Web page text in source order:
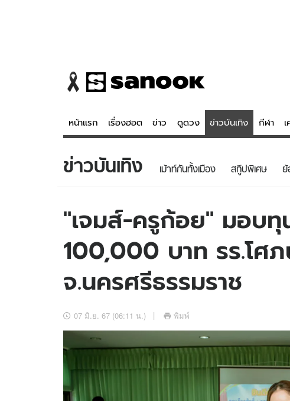
หน้าแรก เรื่องฮอต ข่าว ดูดวง ข่าวบันเทิง กีฬา
ข่าว
ข่าวบันเทิง
ข่าวกีฬา
ข่าวเศรษฐกิจ
อัปเดตจีน
ดูดวง - ตรวจ
สถิติหวยไทย
หวยลาว
ดาวน์โหลดสนุกแอปฟรี ติดตามสนุกโซเชียลได้ที่
ข่าวบันเทิง เม้าท์กันทั้งเมือง สกู๊ปพิเศษ ย้
"เจมส์-ครูก้อย" มอบทุ
100,000 บาท รร.โ
จ.นครศรีธรรมราช
07 มิ.ย. 67 (06:11 น.) พิมพ์